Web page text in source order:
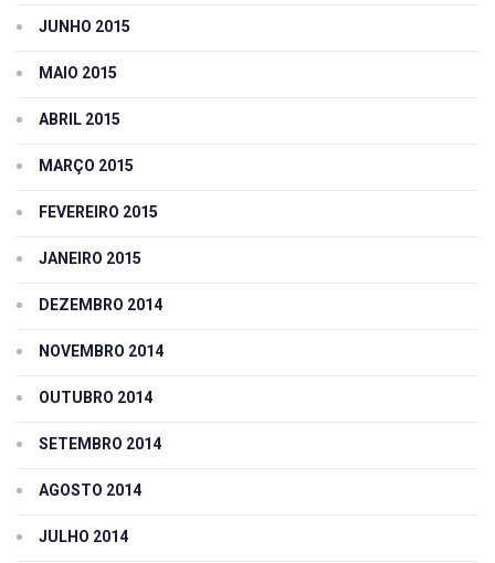
JUNHO 2015
MAIO 2015
ABRIL 2015
MARÇO 2015
FEVEREIRO 2015
JANEIRO 2015
DEZEMBRO 2014
NOVEMBRO 2014
OUTUBRO 2014
SETEMBRO 2014
AGOSTO 2014
JULHO 2014